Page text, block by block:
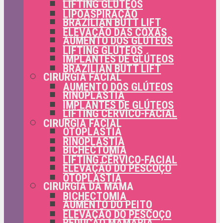
LIFTING GLÚTEOS
BRAZILIAN BUTT LIFT
AUMENTO DOS GLÚTEOS
IMPLANTES DE GLÚTEOS
CIRURGIA FACIAL
RINOPLASTIA
LIFTING CÉRVICO-FACIAL
OTOPLASTIA
BICHECTOMIA
ELEVAÇÃO DO PESCOÇO
CIRURGIA DA MAMA
AUMENTO DO PEITO
LIPOASPIRAÇÃO
ELEVAÇÃO DAS COXAS
LIFTING GLÚTEOS
BRAZILIAN BUTT LIFT
AUMENTO DOS GLÚTEOS
IMPLANTES DE GLÚTEOS
CIRURGIA FACIAL
RINOPLASTIA
LIFTING CÉRVICO-FACIAL
OTOPLASTIA
BICHECTOMIA
ELEVAÇÃO DO PESCOÇO